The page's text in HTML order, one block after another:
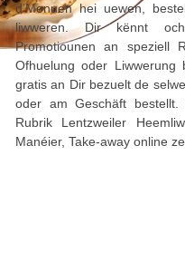
d’Menuen hei uewen,
liwweren. Dir kënnt
Promotiounen an speziell
Ofhuelung oder Liwwerung
gratis an Dir bezuelt de
oder am Geschäft bestellt.
Rubrik Lentzweiler
Manéier, Take-away online